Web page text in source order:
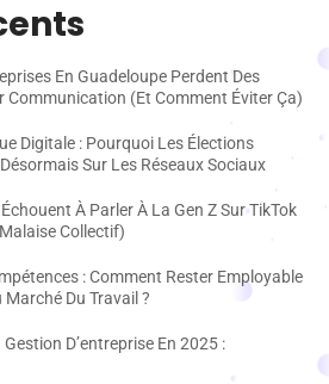
En Guadeloupe Perdent Des
Communication (et Comment Éviter Ça)
Digitale : Pourquoi Les Élections
Sur Les Réseaux Sociaux
À Parler À La Gen Z Sur TikTok
Collectif)
: Comment Rester Employable
Du Travail ?
Gestion D’entreprise En 2025 :